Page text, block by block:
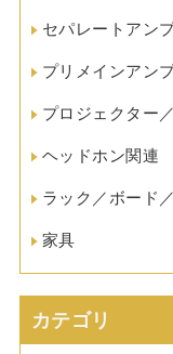
セパレートアン
プリメインアン
プロジェクター
ヘッドホン関連
ラック／ボード
家具
カテゴリ